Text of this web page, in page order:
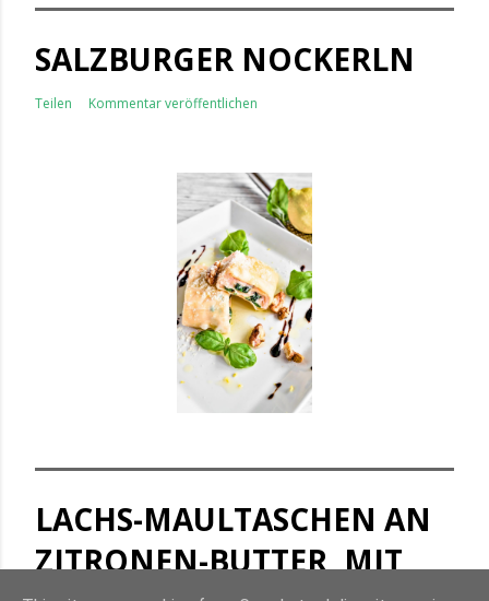
SALZBURGER NOCKERLN
Teilen Kommentar veröffentlichen
LACHS-MAULTASCHEN AN
ZITRONEN-BUTTER, MIT